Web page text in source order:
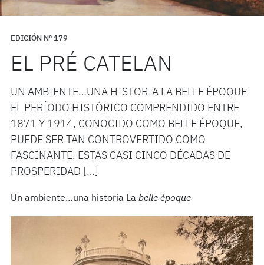
EDICIÓN Nº 179
EL PRÉ CATELAN
UN AMBIENTE…UNA HISTORIA LA BELLE ÉPOQUE
EL PERÍODO HISTÓRICO COMPRENDIDO ENTRE
1871 Y 1914, CONOCIDO COMO BELLE ÉPOQUE,
PUEDE SER TAN CONTROVERTIDO COMO
FASCINANTE. ESTAS CASI CINCO DÉCADAS DE
PROSPERIDAD […]
Un ambiente…una historia La belle époque